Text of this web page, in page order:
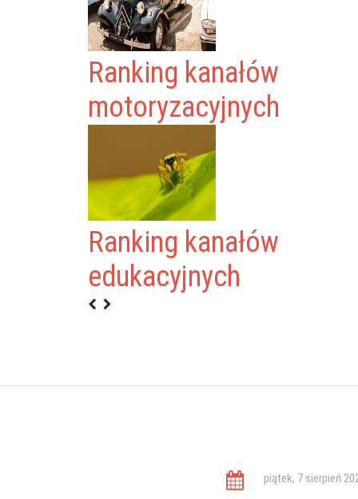
Ranking kanałów
motoryzacyjnych
Ranking kanałów
edukacyjnych
piątek, 7 sierpień